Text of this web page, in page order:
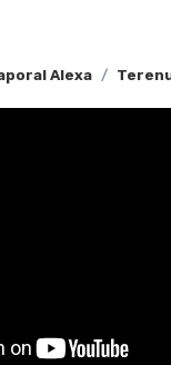
Alexa
medie si de joasa